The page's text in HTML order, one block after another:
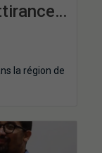
la région de